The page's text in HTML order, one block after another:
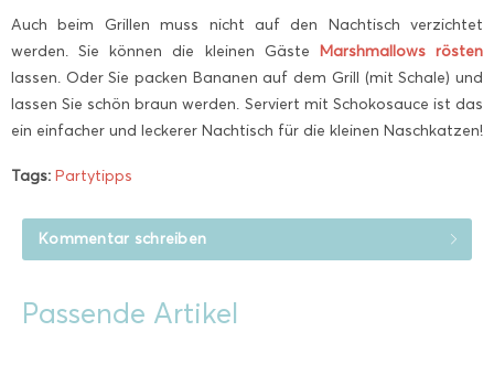
Auch beim Grillen muss nicht auf den Nachtisch verzichtet
werden. Sie können die kleinen Gäste Marshmallows rösten
lassen. Oder Sie packen Bananen auf dem Grill (mit Schale) und
lassen Sie schön braun werden. Serviert mit Schokosauce ist das
ein einfacher und leckerer Nachtisch für die kleinen Naschkatzen!
Tags: Partytipps
Kommentar schreiben
Passende Artikel